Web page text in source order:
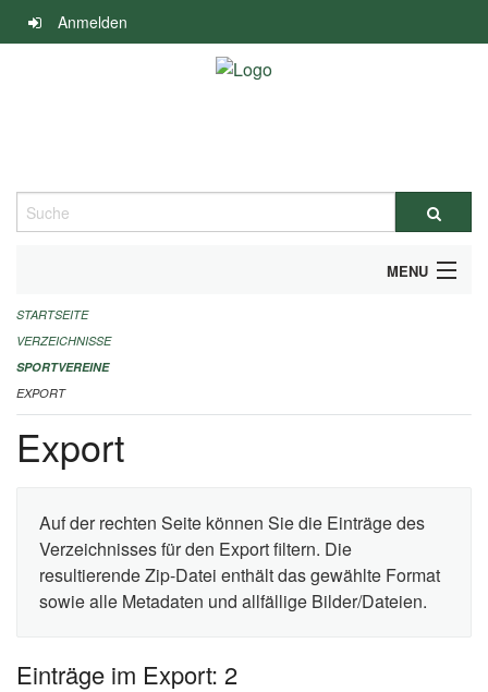
Navigation
überspringen
Anmelden
Suche
MENU
ALLGEMEINE INFORMATIONEN
FINANZIELLE UNTERSTÜTZUNG BENÖTIGT?
KONTAKT
STARTSEITE
VERZEICHNISSE
SPORTVEREINE
EXPORT
Export
Auf der rechten Seite können Sie die Einträge des
Verzeichnisses für den Export filtern. Die
resultierende Zip-Datei enthält das gewählte Format
sowie alle Metadaten und allfällige Bilder/Dateien.
Einträge im Export: 2